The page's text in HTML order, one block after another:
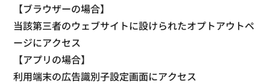
【ブラウザーの場合】
当該第三者のウェブサイトに設けられたオプトアウトペ
ージにアクセス
【アプリの場合】
利用端末の広告識別子設定画面にアクセス